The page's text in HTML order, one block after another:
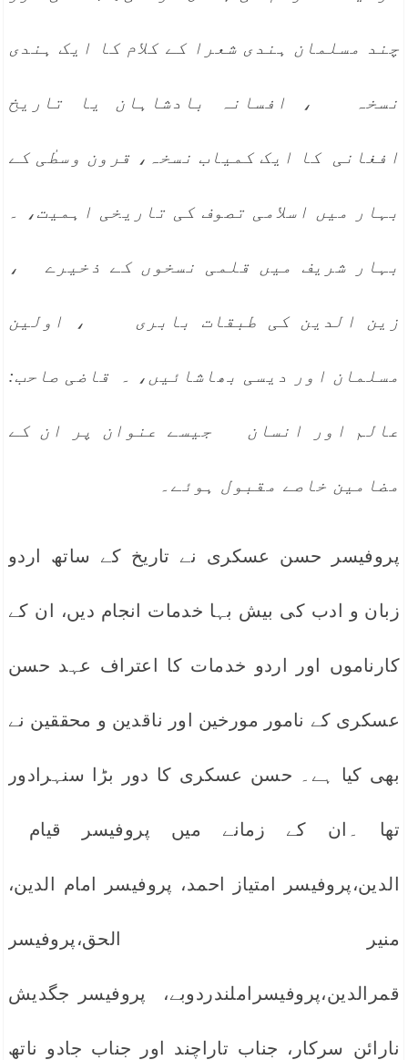
چند مسلمان ہندی شعرا کے کلام کا ایک ہندی
نسخہ ، افسانہ بادشاہان یا تاریخ
افغانی کا ایک کمیاب نسخہ، قرون وسطٰی کے
بہار میں اسلامی تصوف کی تاریخی اہمیت، ۔
بہار شریف میں قلمی نسخوں کے ذخیرے ،
زین الدین کی طبقات بابری ، اولین
مسلمان اور دیسی بھاشائیں، ۔ قاضی صاحب:
عالم اور انسان جیسے عنوان پر ان کے
مضامین خاصے مقبول ہوئے۔
پروفیسر حسن عسکری نے تاریخ کے ساتھ اردو
زبان و ادب کی بیش بہا خدمات انجام دیں، ان کے
کارناموں اور اردو خدمات کا اعتراف عہد حسن
عسکری کے نامور مورخین اور ناقدین و محققین نے
بھی کیا ہے۔ حسن عسکری کا دور بڑا سنہرادور
تھا ۔ان کے زمانے میں پروفیسر قیام
الدین،پروفیسر امتیاز احمد، پروفیسر امام الدین،
منیر الحق،پروفیسر
قمرالدین،پروفیسراملندردوبے، پروفیسر جگدیش
نارائن سرکار، جناب تاراچند اور جناب جادو ناتھ